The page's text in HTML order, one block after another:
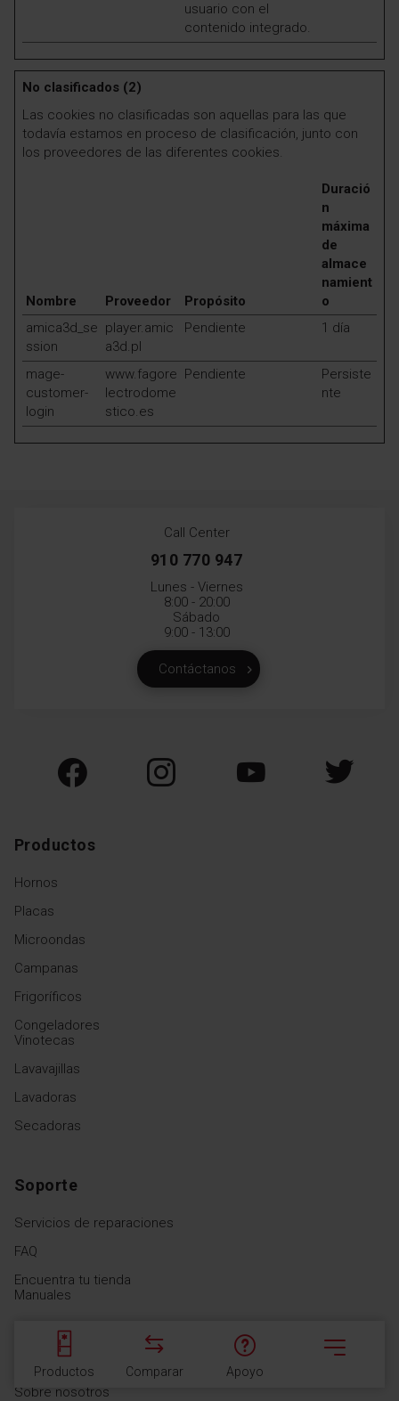
Productos Comparar Apoyo
usuario con el
contenido integrado.
No clasificados (2)
Las cookies no clasificadas son aquellas para las que
todavía estamos en proceso de clasificación, junto con
los proveedores de las diferentes cookies.
Nombre Proveedor Propósito
Duració
n
máxima
de
almace
namient
o
amica3d_se
ssion
player.amic
a3d.pl
Pendiente 1 día
mage-
customer-
login
www.fagore
lectrodome
stico.es
Pendiente
Persiste
nte
Call Center
910 770 947
Lunes - Viernes
8:00 - 20:00
Sábado
9:00 - 13:00
Contáctanos
Productos
Hornos
Placas
Microondas
Campanas
Frigoríficos
Congeladores
Vinotecas
Lavavajillas
Lavadoras
Secadoras
Soporte
Servicios de reparaciones
FAQ
Encuentra tu tienda
Manuales
Descubre Fagor
Sobre nosotros